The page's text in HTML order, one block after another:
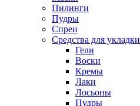
Пилинги
Пудры
Спреи
Средства для укладки
Гели
Воски
Кремы
Лаки
Лосьоны
Пудры